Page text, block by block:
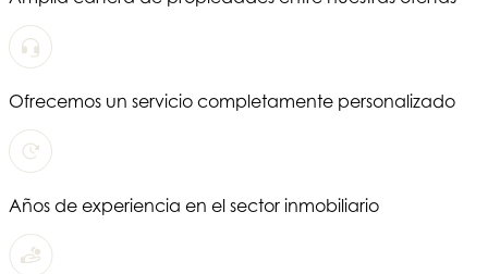
Ofrecemos un servicio completamente personalizado
Años de experiencia en el sector inmobiliario